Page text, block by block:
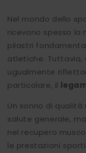
Nel mondo dello
ricevono spesso la
pilastri
atletiche. Tuttavia,
ugualmente
particolare, il
Un sonno di
salute generale,
nel recupero
le prestazioni